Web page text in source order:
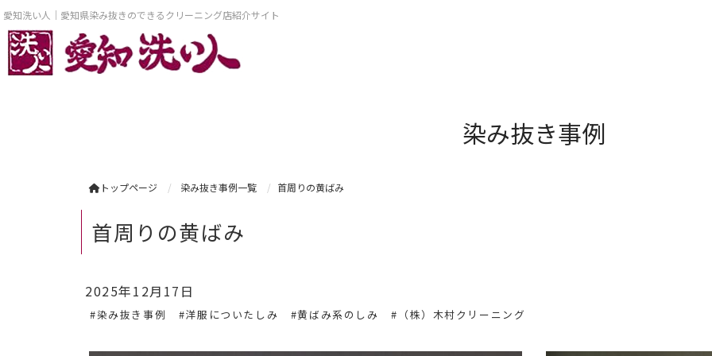
愛知洗い人｜愛知県染み抜きのできるクリーニング店紹介サイト
染み抜き事例
トップページ 染み抜き事例一覧 首周りの黄ばみ
首周りの黄ばみ
2025年12月17日
#染み抜き事例 #洋服についたしみ #黄ばみ系のしみ #（株）木村クリーニング